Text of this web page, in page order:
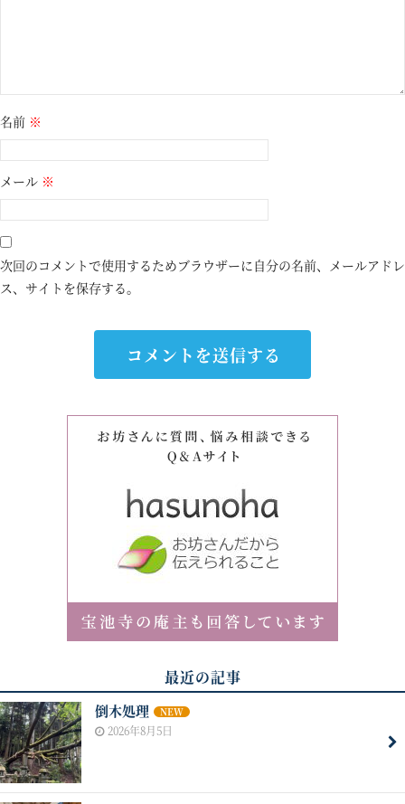
名前 ※
メール ※
次回のコメントで使用するためブラウザーに自分の名前、メールアドレ
ス、サイトを保存する。
最近の記事
倒木処理 NEW
2026年8月5日